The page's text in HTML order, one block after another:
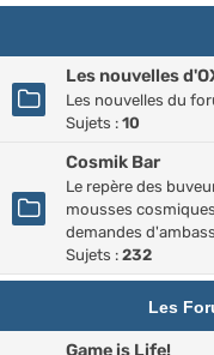
Les nouvelles
Les nouvelles du
Sujets : 10
Cosmik Bar
Le repère des
mousses
demandes
Sujets : 232
Les
Game is Life!